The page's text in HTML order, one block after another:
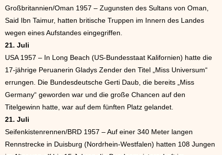
Großbritannien/Oman 1957 – Zugunsten des Sultans von Oman,
Said Ibn Taimur, hatten britische Truppen im Innern des Landes
wegen eines Aufstandes eingegriffen.
21. Juli
USA 1957 – In Long Beach (US-Bundesstaat Kalifornien) hatte die
17-jährige Peruanerin Gladys Zender den Titel „Miss Universum“
errungen. Die Bundesdeutsche Gerti Daub, die bereits „Miss
Germany“ geworden war und die große Chancen auf den
Titelgewinn hatte, war auf dem fünften Platz gelandet.
21. Juli
Seifenkistenrennen/BRD 1957 – Auf einer 340 Meter langen
Rennstrecke in Duisburg (Nordrhein-Westfalen) hatten 108 Jungen